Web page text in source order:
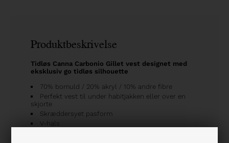
Produktbeskrivelse
Tidløs Canna Carbonio Gillet vest designet med
eksklusiv go tidløs silhouette
70% bomuld / 20% akryl / 10% andre fibre
Perfekt vest til under habitjakken eller over en
skjorte
Skræddersyet pasform
V-hals